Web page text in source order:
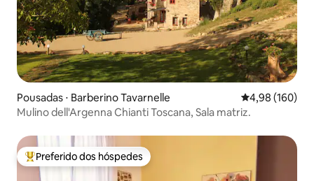
Pousadas ⋅ Barberino Tavarnelle 4,98 de uma
4,98 (160)
Mulino dell'Argenna Chianti Toscana, Sala matriz.
Entre os melhores preferidos dos hóspedes
Preferido dos hóspedes